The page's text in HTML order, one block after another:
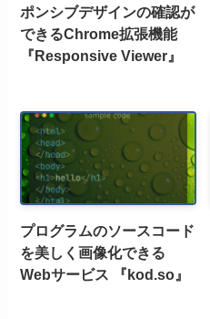
ポンシブデザインの確認が
できるChrome拡張機能
『Responsive Viewer』
プログラムのソースコード
を美しく画像化できる
Webサービス 『kod.so』